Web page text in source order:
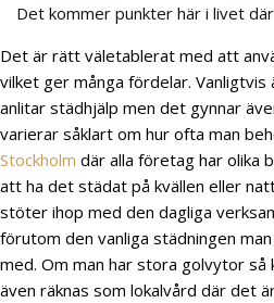
Det kommer punkter här i livet
Det är rätt väletablerat med att
vilket ger många fördelar.
anlitar städhjälp men det gynnar
varierar såklart om hur ofta man
Stockholm där alla företag har olika
att ha det städat på kvällen eller
stöter ihop med den dagliga
förutom den vanliga städningen
med. Om man har stora golvytor så
även räknas som lokalvård där det